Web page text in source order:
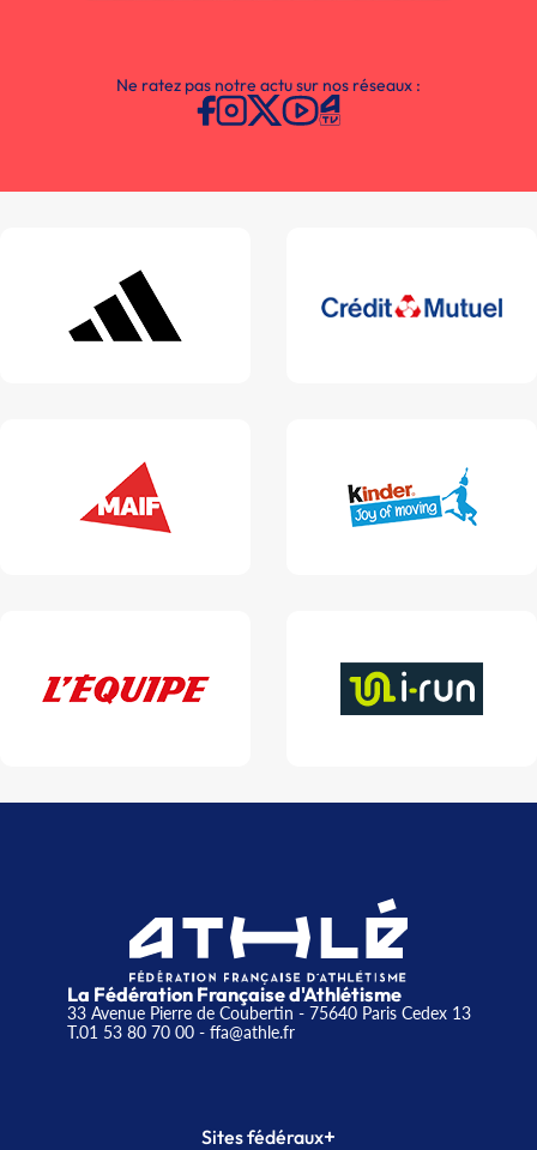
Ne ratez pas notre actu sur nos réseaux :
La Fédération Française d'Athlétisme
33 Avenue Pierre de Coubertin - 75640 Paris Cedex 13
T.01 53 80 70 00- ffa@athle.fr
Sites fédéraux+